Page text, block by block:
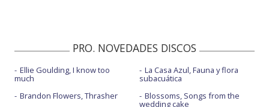
PRO. NOVEDADES DISCOS
Ellie Goulding, I know too
much
Brandon Flowers, Thrasher
La Casa Azul, Fauna y flora
subacuática
Blossoms, Songs from the
wedding cake